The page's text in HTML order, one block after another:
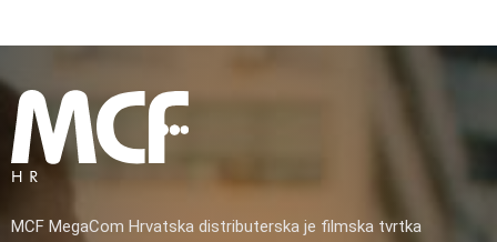
MCF MegaCom Hrvatska distributerska je filmska tvrtka